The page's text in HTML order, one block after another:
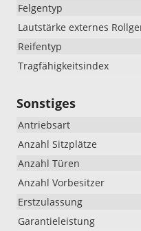
Felgentyp
Lautstärke externes
Reifentyp
Tragfähigkeitsindex
Sonstiges
Antriebsart
Anzahl Sitzplätze
Anzahl Türen
Anzahl Vorbesitzer
Erstzulassung
Garantieleistung